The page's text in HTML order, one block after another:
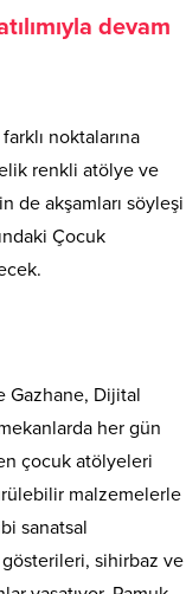
devam
noktalarına
renkli atölye ve
de akşamları söyleşi
Çocuk
Gazhane, Dijital
her gün
çocuk atölyeleri
malzemelerle
sanatsal
sihirbaz ve